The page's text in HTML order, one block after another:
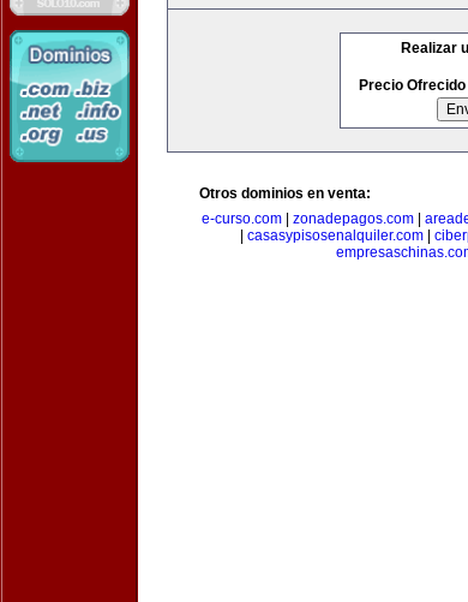
Realizar
Precio Ofrecido
Otros dominios en venta:
e-curso.com| zonadepagos.com|
casasypisosenalquiler.com